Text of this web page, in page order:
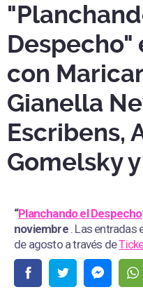
Despecho"
con
Gianella
Escribens,
Gomelsky
“Planchando el Despecho
noviembre . Las entradas
de agosto a través de